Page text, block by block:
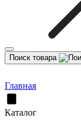
Поиск товара
Главная
Каталог